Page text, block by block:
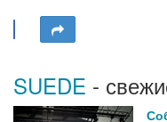
SUEDE -